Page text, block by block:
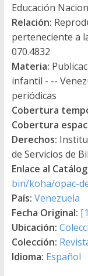
Educación
Relación:
perteneciente a
070.4832
Materia:
infantil - --
periódicas
Cobertura
Cobertura
Derechos:
de Servicios de
Enlace al
bin/koha/opac-
País: Venezuela
Fecha Original:
Ubicación:
Colección:
Idioma: Español